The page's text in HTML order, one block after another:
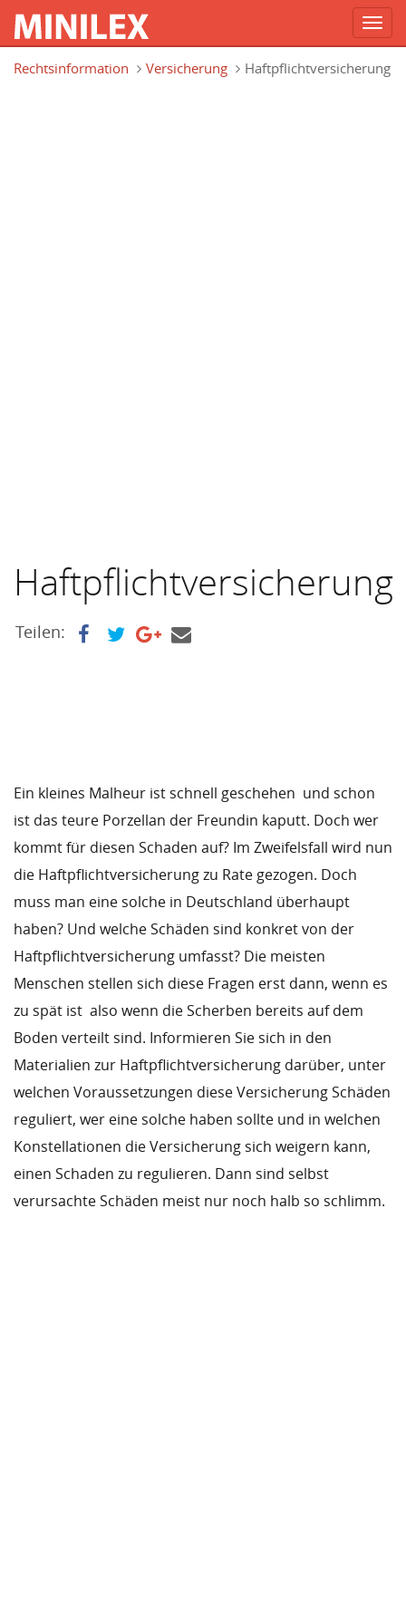
Rechtsinformation
Versicherung Haftpflichtversicherung
Haftpflichtversicherung
Teilen:
Ein kleines Malheur ist schnell geschehen  und schon
ist das teure Porzellan der Freundin kaputt. Doch wer
kommt für diesen Schaden auf? Im Zweifelsfall wird nun
die Haftpflichtversicherung zu Rate gezogen. Doch
muss man eine solche in Deutschland überhaupt
haben? Und welche Schäden sind konkret von der
Haftpflichtversicherung umfasst? Die meisten
Menschen stellen sich diese Fragen erst dann, wenn es
zu spät ist  also wenn die Scherben bereits auf dem
Boden verteilt sind. Informieren Sie sich in den
Materialien zur Haftpflichtversicherung darüber, unter
welchen Voraussetzungen diese Versicherung Schäden
reguliert, wer eine solche haben sollte und in welchen
Konstellationen die Versicherung sich weigern kann,
einen Schaden zu regulieren. Dann sind selbst
verursachte Schäden meist nur noch halb so schlimm.